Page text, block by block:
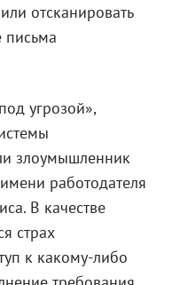
отсканировать
письма
угрозой»,
злоумышленник
работодателя
В качестве
страх
к какому-либо